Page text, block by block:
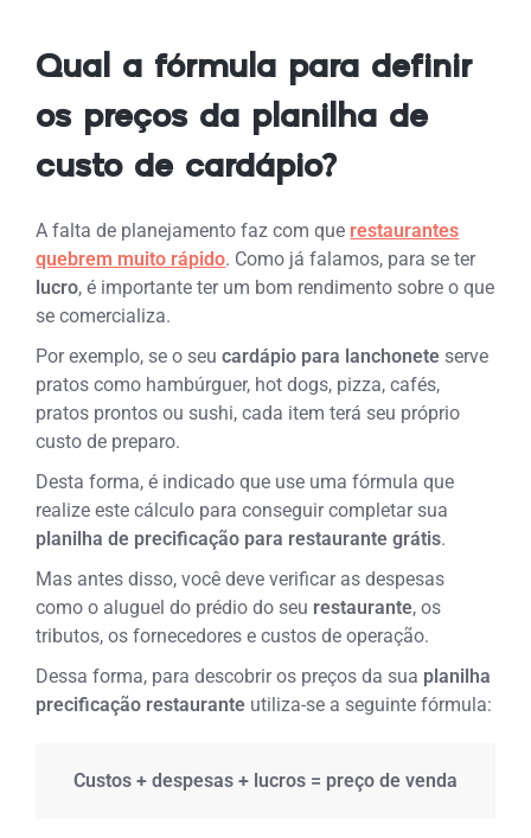
Qual a fórmula para definir
os preços da planilha de
custo de cardápio?
A falta de planejamento faz com que restaurantes
quebrem muito rápido. Como já falamos, para se ter
lucro, é importante ter um bom rendimento sobre o que
se comercializa.
Por exemplo, se o seucardápio para lanchonete serve
pratos como hambúrguer, hot dogs, pizza, cafés,
pratos prontos ou sushi, cada item terá seu próprio
custo de preparo.
Desta forma, é indicado que use uma fórmula que
realize este cálculo para conseguir completar sua
planilha de precificação para restaurante grátis.
Mas antes disso, você deve verificar as despesas
como o aluguel do prédio do seu restaurante, os
tributos, os fornecedores e custos de operação.
Dessa forma, para descobrir os preços da sua planilha
precificação restaurante utiliza-se a seguinte fórmula:
Custos + despesas + lucros = preço de venda